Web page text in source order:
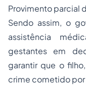
Provimento parcial
Sendo assim, o
assistência
gestantes em
garantir que o
crime cometido